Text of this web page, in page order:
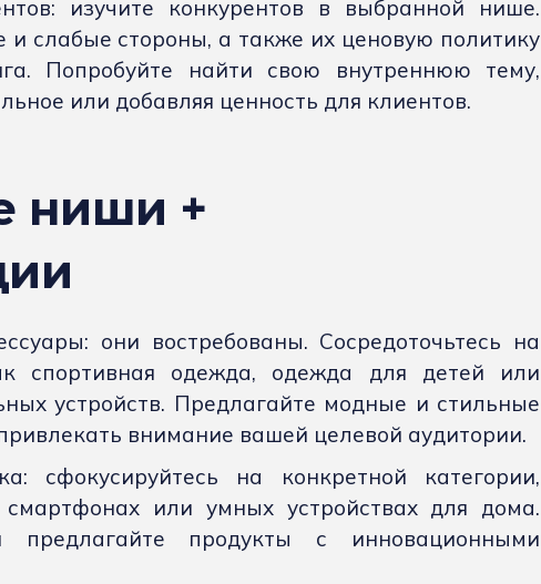
изучите конкурентов в выбранной нише.
и слабые стороны, а также их ценовую политику
Попробуйте найти свою внутреннюю тему,
или добавляя ценность для клиентов.
ниши +
они востребованы. Сосредоточьтесь на
спортивная одежда, одежда для детей или
устройств. Предлагайте модные и стильные
внимание вашей целевой аудитории.
сфокусируйтесь на конкретной категории,
или умных устройствах для дома.
продукты с инновационными